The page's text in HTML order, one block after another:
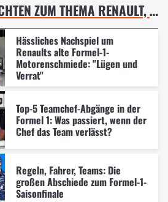
AKTUELLE NACHRICHTEN ZUM THEMA RENAULT, FORMEL 1
Hässliches Nachspiel um
Renaults alte Formel-1-
Motorenschmiede: "Lügen und
Verrat"
Top-5 Teamchef-Abgänge in der
Formel 1: Was passiert, wenn der
Chef das Team verlässt?
Regeln, Fahrer, Teams: Die
großen Abschiede zum Formel-1-
Saisonfinale